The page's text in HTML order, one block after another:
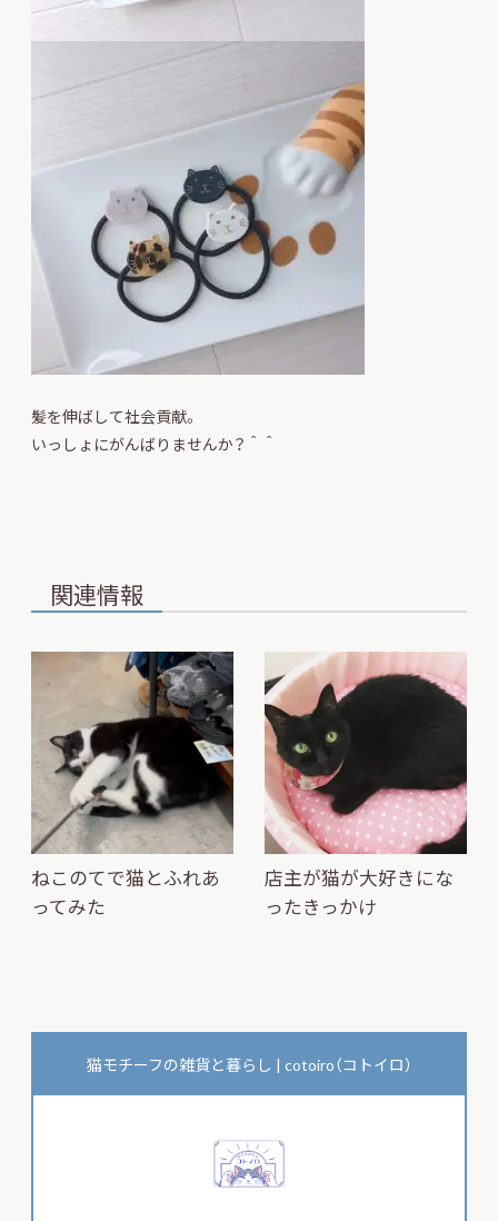
髪を伸ばして社会貢献。
いっしょにがんばりませんか？＾＾
関連情報
ねこのてで猫とふれあ
ってみた
店主が猫が大好きにな
ったきっかけ
猫モチーフの雑貨と暮らし | cotoiro（コトイロ）